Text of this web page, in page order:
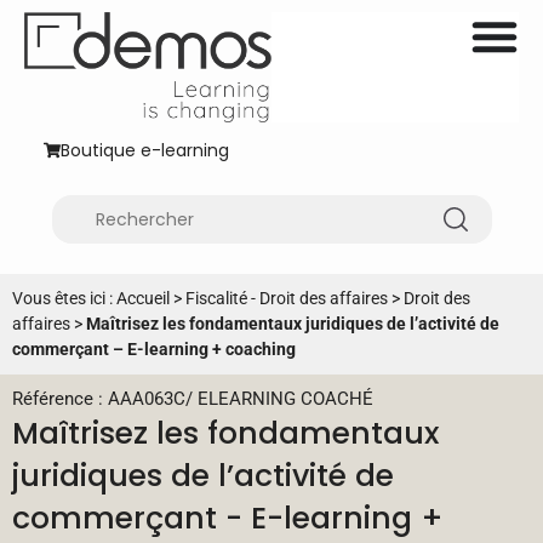
Boutique e-learning
Vous êtes ici :Accueil > Fiscalité - Droit des affaires > Droit des
affaires >Maîtrisez les fondamentaux juridiques de l’activité de
commerçant – E-learning + coaching
Référence : AAA063C/ ELEARNING COACHÉ
Maîtrisez les fondamentaux
juridiques de l’activité de
commerçant - E-learning +